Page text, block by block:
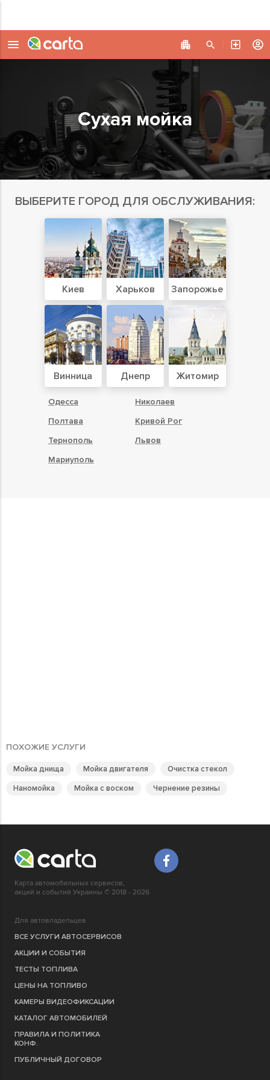
Сухая мойка
ВЫБЕРИТЕ ГОРОД ДЛЯ ОБСЛУЖИВАНИЯ:
Киев Харьков Запорожье
Винница Днепр Житомир
Одесса
Николаев
Полтава
Кривой Рог
Тернополь
Львов
Мариуполь
ПОХОЖИЕ УСЛУГИ
Мойка днища Мойка двигателя
Очистка стекол
Наномойка
Мойка с воском Чернение резины
Карта автомобильных сервисов,
акций и событий Украины © 2018 - 2026
Для автовладельцев
ВСЕ УСЛУГИ АВТОСЕРВИСОВ
АКЦИИ И СОБЫТИЯ
ТЕСТЫ ТОПЛИВА
ЦЕНЫ НА ТОПЛИВО
КАМЕРЫ ВИДЕОФИКСАЦИИ
КАТАЛОГ АВТОМОБИЛЕЙ
ПРАВИЛА И ПОЛИТИКА
КОНФ.
ПУБЛИЧНЫЙ ДОГОВОР